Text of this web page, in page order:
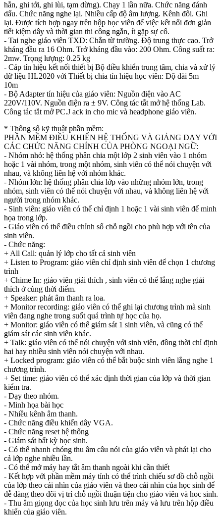
hẳn, ghi tới, ghi lùi, tạm dừng). Chạy 1 lần nữa. Chức năng đánh
dấu. Chức năng nghe lại. Nhiều cấp độ âm lượng. Kênh đôi. Ghi
lại. Được tích hợp ngay trên hộp học viên để việc kết nối đơn giản
tiết kiệm dây và thời gian thi công ngắn, ít gặp sự cố.
- Tai nghe giáo viên TXD: Chắn từ trường. Độ trung thực cao. Trở
kháng đầu ra 16 Ohm. Trở kháng đầu vào: 200 Ohm. Công suất ra:
2mw. Trọng lượng: 0.25 kg
- Cáp tín hiệu kết nối thiết bị Bộ điều khiển trung tâm, chia và xử lý
dữ liệu HL2020 với Thiết bị chia tín hiệu học viên: Độ dài 5m –
10m
- Bộ Adapter tín hiệu của giáo viên: Nguồn điện vào AC
220V/110V. Nguồn điện ra ± 9V. Công tác tắt mở hệ thống Lab.
Công tác tắt mở PC.J ack in cho mic và headphone giáo viên.
* Thông số kỹ thuật phần mềm:
PHẦN MỀM ĐIỀU KHIỂN HỆ THỐNG VÀ GIẢNG DẠY VỚI
CÁC CHỨC NĂNG CHÍNH CỦA PHÒNG NGOẠI NGỮ:
- Nhóm nhỏ: hệ thống phân chia một lớp 2 sinh viên vào 1 nhóm
hoặc 1 vài nhóm, trong một nhóm, sinh viên có thể nói chuyện với
nhau, và không liên hệ với nhóm khác.
- Nhóm lớn: hệ thống phân chia lớp vào những nhóm lớn, trong
nhóm, sinh viên có thể nói chuyện với nhau, và không liên hệ với
người trong nhóm khác.
- Sinh viên: giáo viên có thể chỉ định 1 hoặc 1 vài sinh viên để minh
họa trong lớp.
- Giáo viên có thể điều chỉnh số chỗ ngồi cho phù hợp với tên của
sinh viên.
- Chức năng:
+ All Call: quản lý lớp cho tất cả sinh viên
+ Listen to Program: giáo viên chỉ định sinh viên để chọn 1 chương
trình
+ Chime In: giáo viên giải thích , sinh viên có thể lắng nghe giải
thích ở cùng thời điểm.
+ Speaker: phát âm thanh ra loa.
+ Monitor recording: giáo viên có thể ghi lại chương trình mà sinh
viên đang nghe trong suốt quá trình tự học của họ.
+ Monitor: giáo viên có thể giám sát 1 sinh viên, và cũng có thể
giám sát các sinh viên khác.
+ Talk: giáo viên có thể nói chuyện với sinh viên, đồng thời chỉ định
hai hay nhiều sinh viên nói chuyện với nhau.
+ Locked program: giáo viên có thể bắt buộc sinh viên lắng nghe 1
chương trình.
+ Set time: giáo viên có thể xác định thời gian của lớp và thời gian
kiểm tra.
- Dạy theo nhóm.
- Minh họa bài học
- Nhiều kênh âm thanh.
- Chức năng điều khiển dây VGA.
- Chức năng reset hệ thống
- Giám sát bất kỳ học sinh.
- Có thể nhanh chóng thu âm câu nói của giáo viên và phát lại cho
cả lớp nghe nhiều lần.
- Có thể mở máy hay tắt âm thanh ngoài khi cần thiết
- Kết hợp với phần mềm máy tính có thể trình chiếu sơ đồ chỗ ngồi
của lớp theo cái nhìn của giáo viên và theo cái nhìn của học sinh để
dễ dàng theo dõi vị trí chỗ ngồi thuận tiện cho giáo viên và hoc sinh.
- Thu âm giọng đọc của học sinh lưu trên máy và lưu trên hộp điều
khiển của giáo viên.